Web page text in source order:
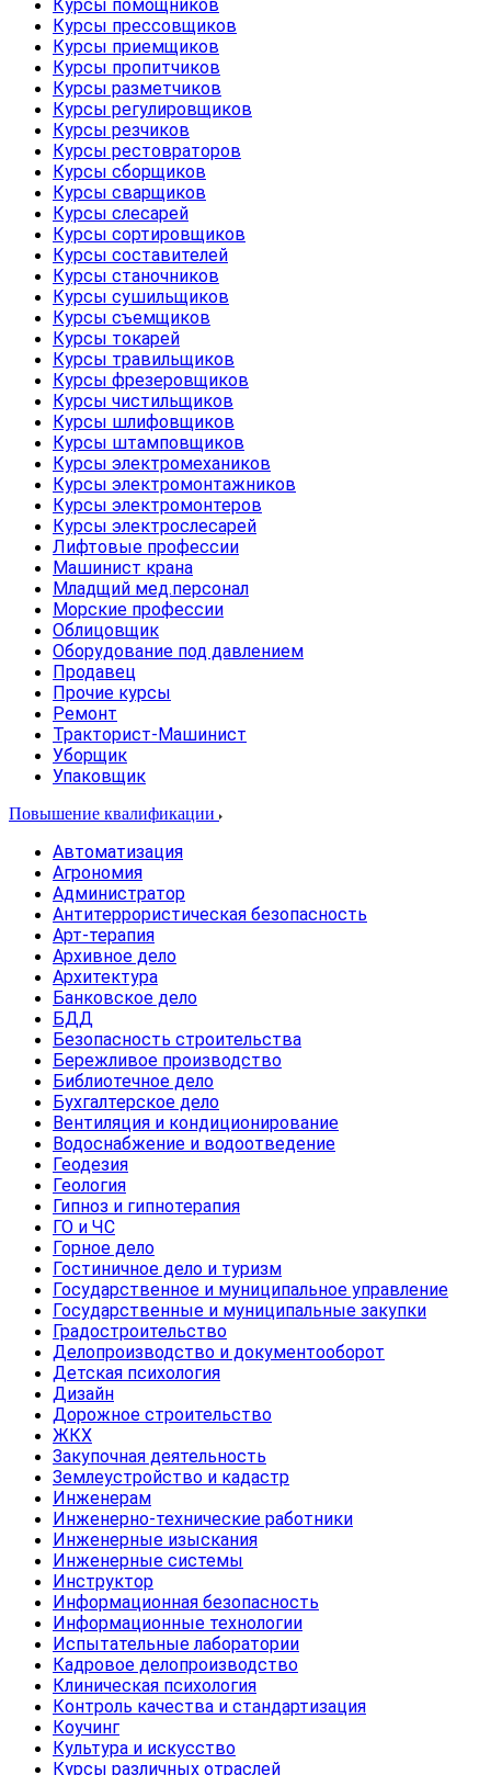
Курсы помощников
Курсы прессовщиков
Курсы приемщиков
Курсы пропитчиков
Курсы разметчиков
Курсы регулировщиков
Курсы резчиков
Курсы рестовраторов
Курсы сборщиков
Курсы сварщиков
Курсы слесарей
Курсы сортировщиков
Курсы составителей
Курсы станочников
Курсы сушильщиков
Курсы съемщиков
Курсы токарей
Курсы травильщиков
Курсы фрезеровщиков
Курсы чистильщиков
Курсы шлифовщиков
Курсы штамповщиков
Курсы электромехаников
Курсы электромонтажников
Курсы электромонтеров
Курсы электрослесарей
Лифтовые профессии
Машинист крана
Младщий мед.персонал
Морские профессии
Облицовщик
Оборудование под давлением
Продавец
Прочие курсы
Ремонт
Тракторист-Машинист
Уборщик
Упаковщик
Повышение квалификации
Автоматизация
Агрономия
Администратор
Антитеррористическая безопасность
Арт-терапия
Архивное дело
Архитектура
Банковское дело
БДД
Безопасность строительства
Бережливое производство
Библиотечное дело
Бухгалтерское дело
Вентиляция и кондиционирование
Водоснабжение и водоотведение
Геодезия
Геология
Гипноз и гипнотерапия
ГО и ЧС
Горное дело
Гостиничное дело и туризм
Государственное и муниципальное управление
Государственные и муниципальные закупки
Градостроительство
Делопроизводство и документооборот
Детская психология
Дизайн
Дорожное строительство
ЖКХ
Закупочная деятельность
Землеустройство и кадастр
Инженерам
Инженерно-технические работники
Инженерные изыскания
Инженерные системы
Инструктор
Информационная безопасность
Информационные технологии
Испытательные лаборатории
Кадровое делопроизводство
Клиническая психология
Контроль качества и стандартизация
Коучинг
Культура и искусство
Курсы различных отраслей